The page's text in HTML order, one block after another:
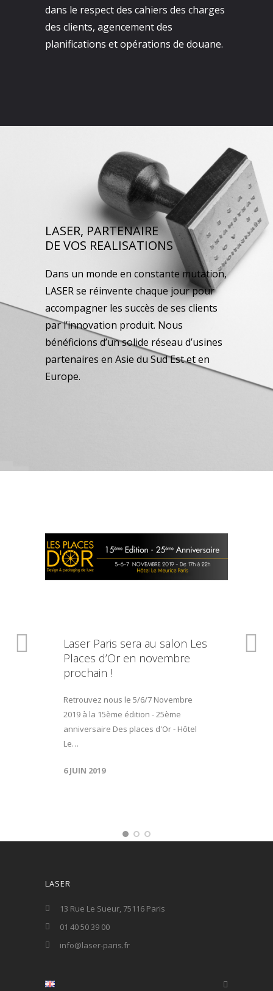
dans le respect des cahiers des charges
des clients, agencement des
planifications et opérations de douane.
LASER, PARTENAIRE
DE VOS REALISATIONS
Dans un monde en constante mutation,
LASER se réinvente chaque jour pour
accompagner les succès de ses clients
par l’innovation produit. Nous
bénéficions d’un solide réseau d’usines
partenaires en Asie du Sud Est et en
Europe.
Laser Paris sera au salon Les
Places d’Or en novembre
prochain !
Retrouvez nous le 5/6/7 Novembre
2019 à la 15ème édition - 25ème
anniversaire Des places d'Or - Hôtel
Le…
6 JUIN 2019
LASER
13 Rue Le Sueur, 75116 Paris
01 40 50 39 00
info@laser-paris.fr